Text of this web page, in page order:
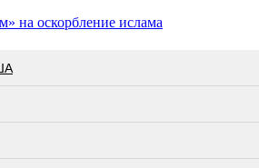
на оскорбление ислама